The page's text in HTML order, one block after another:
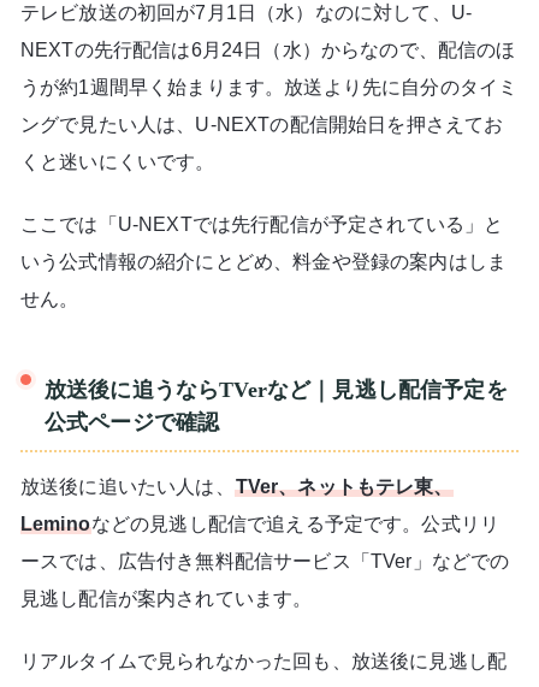
テレビ放送の初回が7月1日（水）なのに対して、U-
NEXTの先行配信は6月24日（水）からなので、配信のほ
うが約1週間早く始まります。放送より先に自分のタイミ
ングで見たい人は、U-NEXTの配信開始日を押さえてお
くと迷いにくいです。
ここでは「U-NEXTでは先行配信が予定されている」と
いう公式情報の紹介にとどめ、料金や登録の案内はしま
せん。
放送後に追うならTVerなど｜見逃し配信予定を
公式ページで確認
放送後に追いたい人は、 TVer、ネットもテレ東、
Leminoなどの見逃し配信で追える予定です。公式リリ
ースでは、広告付き無料配信サービス「TVer」などでの
見逃し配信が案内されています。
リアルタイムで見られなかった回も、放送後に見逃し配